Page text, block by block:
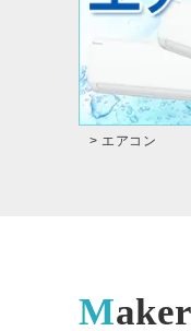
> エアコン
Maker